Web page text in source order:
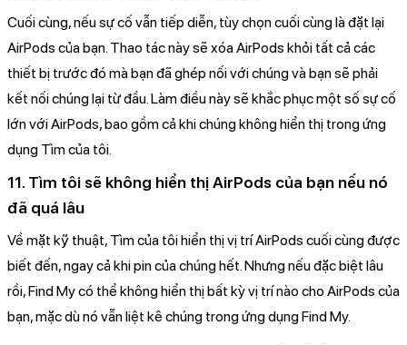
Cuối cùng, nếu sự cố vẫn tiếp diễn, tùy chọn cuối cùng là đặt lại
AirPods của bạn. Thao tác này sẽ xóa AirPods khỏi tất cả các
thiết bị trước đó mà bạn đã ghép nối với chúng và bạn sẽ phải
kết nối chúng lại từ đầu. Làm điều này sẽ khắc phục một số sự cố
lớn với AirPods, bao gồm cả khi chúng không hiển thị trong ứng
dụng Tìm của tôi.
11. Tìm tôi sẽ không hiển thị AirPods của bạn nếu nó
đã quá lâu
Về mặt kỹ thuật, Tìm của tôi hiển thị vị trí AirPods cuối cùng được
biết đến, ngay cả khi pin của chúng hết. Nhưng nếu đặc biệt lâu
rồi, Find My có thể không hiển thị bất kỳ vị trí nào cho AirPods của
bạn, mặc dù nó vẫn liệt kê chúng trong ứng dụng Find My.